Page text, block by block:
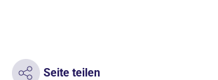
Seite teilen